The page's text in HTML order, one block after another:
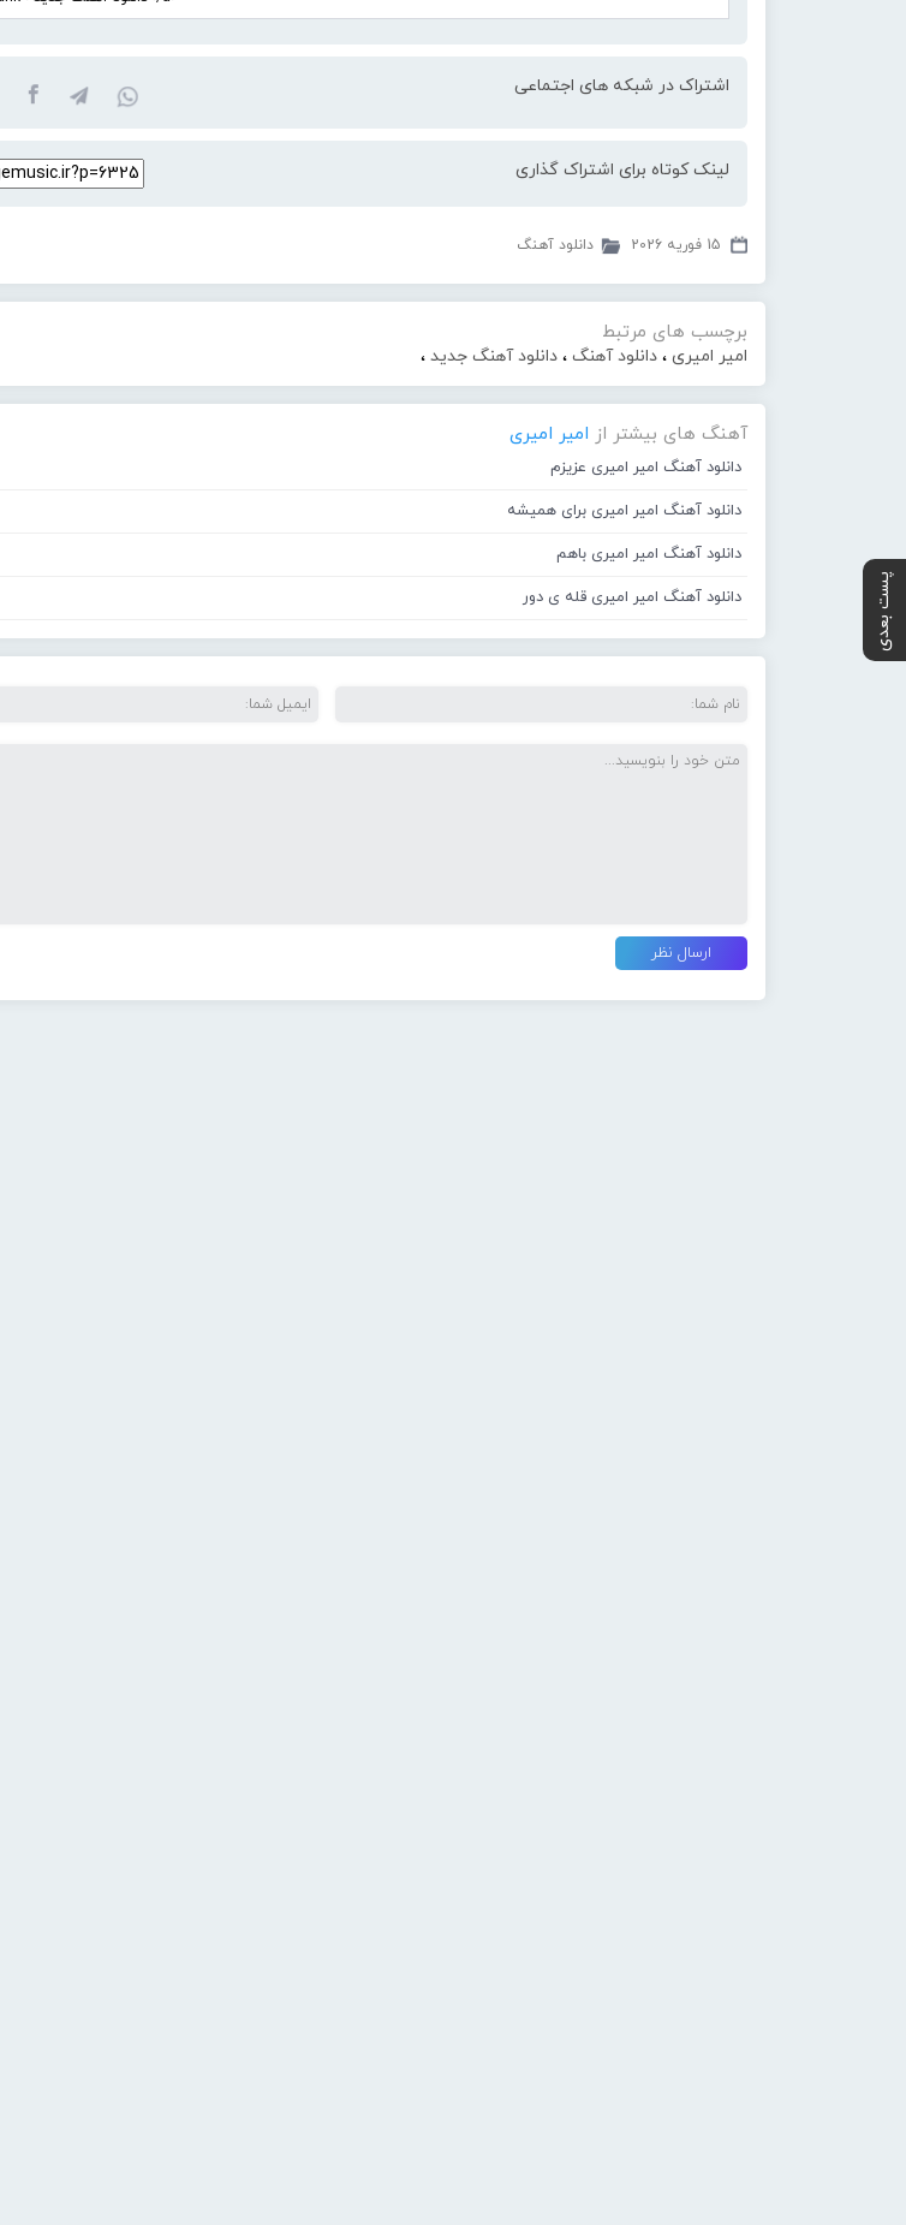
اشتراک در شبکه های اجتماعی
لینک کوتاه برای اشتراک گذاری
15 فوریه 2026 دانلود آهنگ
پست بعدی
برچسب های مرتبط
امیر امیری ، دانلود آهنگ ، دانلود آهنگ جدید ،
آهنگ های بیشتر از امیر امیری
دانلود آهنگ امیر امیری عزیزم
دانلود آهنگ امیر امیری برای همیشه
دانلود آهنگ امیر امیری باهم
دانلود آهنگ امیر امیری قله ی دور